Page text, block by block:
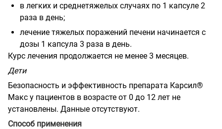
в легких и среднетяжелых случаях по 1 капсуле 2
раза в день;
лечение тяжелых поражений печени начинается с
дозы 1 капсула 3 раза в день.
Курс лечения продолжается не менее 3 месяцев.
Дети
Безопасность и эффективность препарата Карсил®
Макс у пациентов в возрасте от 0 до 12 лет не
установлены. Данные отсутствуют.
Способ применения